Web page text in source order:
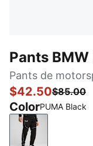
Pants
Pants de
$42.50$85.00
ColorPUMA Black
PUMA Black